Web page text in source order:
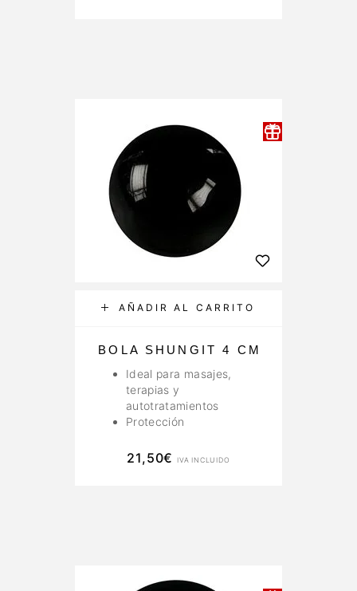
AÑADIR AL CARRITO
BOLA SHUNGIT 4 CM
Ideal para masajes,
terapias y
autotratamientos
Protección
21,50€ IVA INCLUIDO